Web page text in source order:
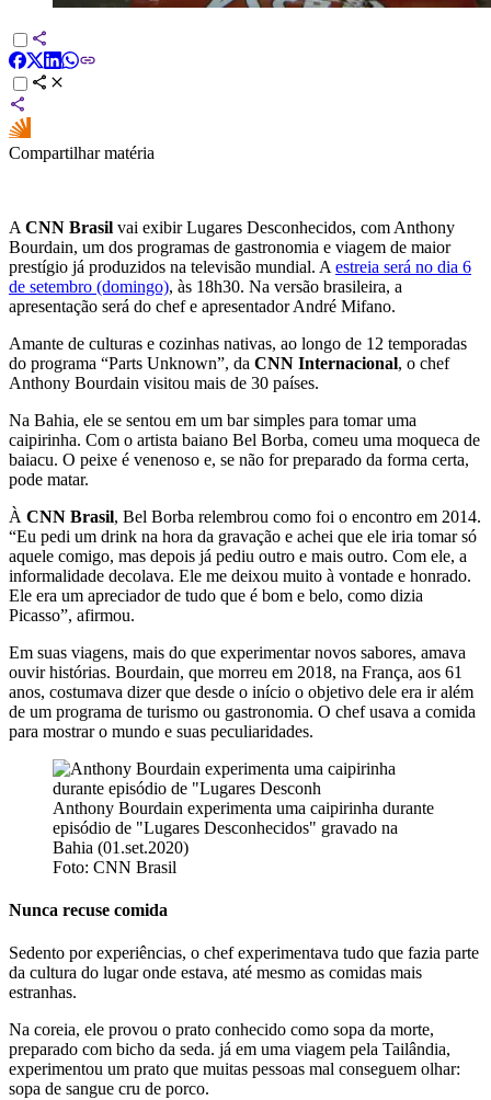
Compartilhar matéria
A CNN Brasil vai exibir Lugares Desconhecidos, com Anthony
Bourdain, um dos programas de gastronomia e viagem de maior
prestígio já produzidos na televisão mundial. A estreia será no dia 6
de setembro (domingo), às 18h30. Na versão brasileira, a
apresentação será do chef e apresentador André Mifano.
Amante de culturas e cozinhas nativas, ao longo de 12 temporadas
do programa “Parts Unknown”, da CNN Internacional, o chef
Anthony Bourdain visitou mais de 30 países.
Na Bahia, ele se sentou em um bar simples para tomar uma
caipirinha. Com o artista baiano Bel Borba, comeu uma moqueca de
baiacu. O peixe é venenoso e, se não for preparado da forma certa,
pode matar.
À CNN Brasil, Bel Borba relembrou como foi o encontro em 2014.
“Eu pedi um drink na hora da gravação e achei que ele iria tomar só
aquele comigo, mas depois já pediu outro e mais outro. Com ele, a
informalidade decolava. Ele me deixou muito à vontade e honrado.
Ele era um apreciador de tudo que é bom e belo, como dizia
Picasso”, afirmou.
Em suas viagens, mais do que experimentar novos sabores, amava
ouvir histórias. Bourdain, que morreu em 2018, na França, aos 61
anos, costumava dizer que desde o início o objetivo dele era ir além
de um programa de turismo ou gastronomia. O chef usava a comida
para mostrar o mundo e suas peculiaridades.
Anthony Bourdain experimenta uma caipirinha durante
episódio de "Lugares Desconhecidos" gravado na
Bahia (01.set.2020)
Foto: CNN Brasil
Nunca recuse comida
Sedento por experiências, o chef experimentava tudo que fazia parte
da cultura do lugar onde estava, até mesmo as comidas mais
estranhas.
Na coreia, ele provou o prato conhecido como sopa da morte,
preparado com bicho da seda. já em uma viagem pela Tailândia,
experimentou um prato que muitas pessoas mal conseguem olhar:
sopa de sangue cru de porco.